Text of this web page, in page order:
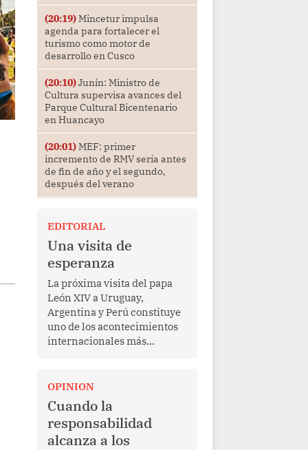
(20:19)Mincetur impulsa
agenda para fortalecer el
turismo como motor de
desarrollo en Cusco
(20:10)Junín: Ministro de
Cultura supervisa avances del
Parque Cultural Bicentenario
en Huancayo
(20:01)MEF: primer
incremento de RMV sería antes
de fin de año y el segundo,
después del verano
EDITORIAL
Una visita de
esperanza
La próxima visita del papa
León XIV a Uruguay,
Argentina y Perú constituye
uno de los acontecimientos
internacionales más
Más allá de su dimensión
religiosa, esta gira
representa una oportunidad
para reafirmar el valor del
diálogo, fortalecer los
OPINION
Cuando la
responsabilidad
alcanza a los